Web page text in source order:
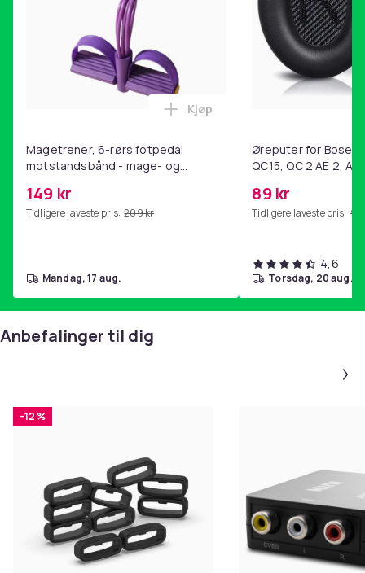
Magetrener, 6-rørs fotpedal
motstandsbånd - mage- og
hjemmegymnastikk Purple
149 kr
Tidligere laveste pris: 209 kr
Legg Magetrener, 6-rørs
Kjøp
mandag, 17 aug.
Øreputer for Bose
QC15, QC 2 AE 2, AE
89 kr
Tidligere laveste pris: 99
4,6
torsdag, 20 aug.
Anbefalinger til dig
-12 %